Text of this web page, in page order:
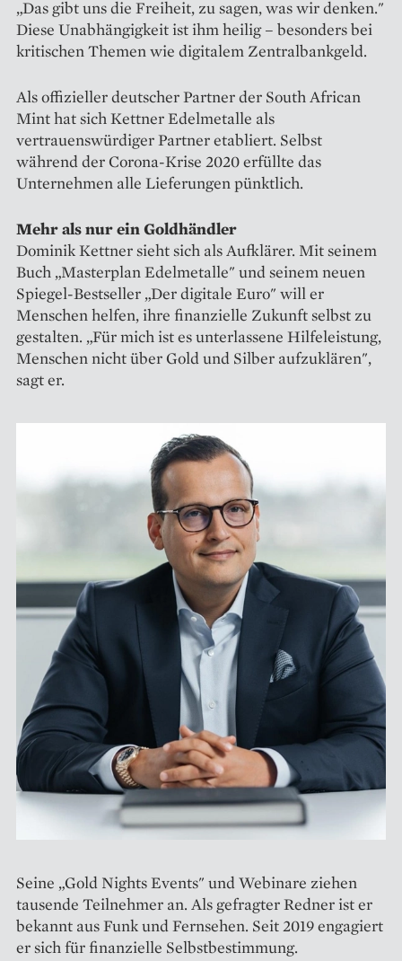
„Das gibt uns die Freiheit, zu sagen, was wir denken."
Diese Unabhängigkeit ist ihm heilig – besonders bei
kritischen Themen wie digitalem Zentralbankgeld.
Als offizieller deutscher Partner der South African
Mint hat sich Kettner Edelmetalle als
vertrauenswürdiger Partner etabliert. Selbst
während der Corona-Krise 2020 erfüllte das
Unternehmen alle Lieferungen pünktlich.
Mehr als nur ein Goldhändler
Dominik Kettner sieht sich als Aufklärer. Mit seinem
Buch „Masterplan Edelmetalle" und seinem neuen
Spiegel-Bestseller „Der digitale Euro" will er
Menschen helfen, ihre finanzielle Zukunft selbst zu
gestalten. „Für mich ist es unterlassene Hilfeleistung,
Menschen nicht über Gold und Silber aufzuklären",
sagt er.
Seine „Gold Nights Events" und Webinare ziehen
tausende Teilnehmer an. Als gefragter Redner ist er
bekannt aus Funk und Fernsehen. Seit 2019 engagiert
er sich für finanzielle Selbstbestimmung.